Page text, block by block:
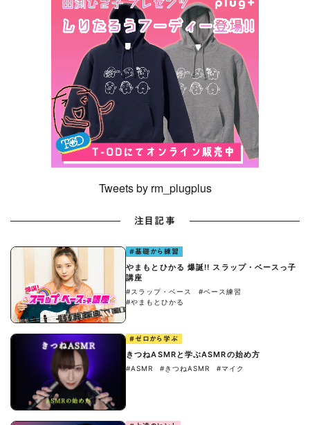
Tweets by rm_plugplus
注目記事
#基礎から練習
やまもとひかる 爆誕!! スラップ・ベースっ子
講座
#スラップ・ベース
#ベース練習
#やまもとひかる
#ゼロから学ぶ
きつねASMRと学ぶASMRの始め方
#ASMR #きつねASMR #マイク